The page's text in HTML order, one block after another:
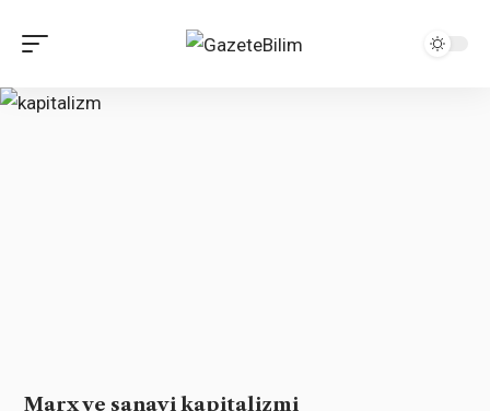
Marx ve sanayi kapitalizmi